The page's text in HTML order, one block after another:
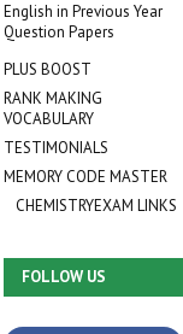
English in Previous Year
Question Papers
PLUS BOOST
RANK MAKING
VOCABULARY
TESTIMONIALS
MEMORY CODE MASTER
CHEMISTRYEXAM LINKS
FOLLOW US